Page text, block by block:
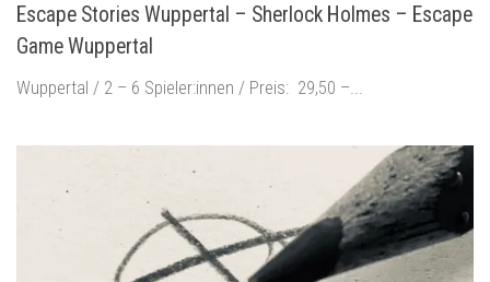
Escape Stories Wuppertal – Sherlock Holmes – Escape
Game Wuppertal
Wuppertal / 2 – 6 Spieler:innen / Preis: 29,50 –...